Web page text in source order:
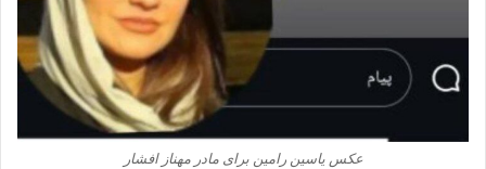
عکس یاسین رامین برای مادر مهناز افشار